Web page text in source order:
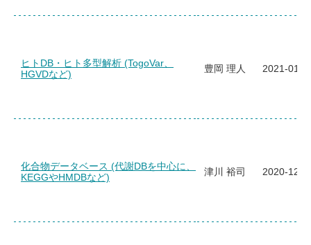
ヒトDB・ヒト多型解析 (TogoVar、
HGVDなど)
豊岡 理人 2021-01-
化合物データベース (代謝DBを中心に、
KEGGやHMDBなど)
津川 裕司 2020-12-